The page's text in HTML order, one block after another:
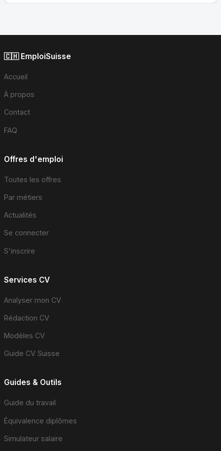
🇨🇭 EmploiSuisse
Accueil
À propos
Contact
FAQ
Offres d'emploi
Toutes les offres
Par métiers
Actualités
Se connecter
S'inscrire
Services CV
Analyser mon CV
Rédaction CV
Modèles CV
Guide CV Suisse
Guides & Outils
Guide du travail
Équivalence diplômes
Simulateur salaire